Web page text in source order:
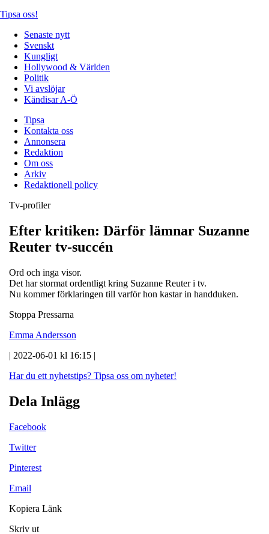
Tipsa oss!
Senaste nytt
Svenskt
Kungligt
Hollywood & Världen
Politik
Vi avslöjar
Kändisar A-Ö
Tipsa
Kontakta oss
Annonsera
Redaktion
Om oss
Arkiv
Redaktionell policy
Tv-profiler
Efter kritiken: Därför lämnar Suzanne
Reuter tv-succén
Ord och inga visor.
Det har stormat ordentligt kring Suzanne Reuter i tv.
Nu kommer förklaringen till varför hon kastar in handduken.
Stoppa Pressarna
Emma Andersson
| 2022-06-01 kl 16:15 |
Har du ett nyhetstips? Tipsa oss om nyheter!
Dela Inlägg
Facebook
Twitter
Pinterest
Email
Kopiera Länk
Skriv ut